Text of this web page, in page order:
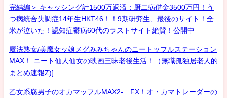
完結編＞ キャッシング計1500万返済：厨二病借金3500万円！う
つ病統合失調症14年生HKT46！！9期研究生、最後のサイト！全
米が泣いた！認知症鬱病60代のラストサイト絶賛！公開中
魔法熟女/美魔女ッ娘メグみみちゃんのニートッフルステーション
MAX！ ニート仙人仙女の映画三昧老後生活！（無職孤独居老人的
まとめ速報Z)]
乙女系腐男子のオカマッフルMAX2- FX！オ・カマトレーダーの